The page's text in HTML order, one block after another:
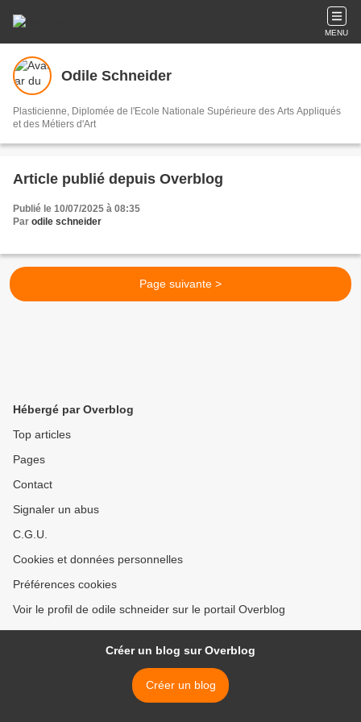
MENU
Odile Schneider
Plasticienne, Diplomée de l'Ecole Nationale Supérieure des Arts Appliqués
et des Métiers d'Art
Article publié depuis Overblog
Publié le 10/07/2025 à 08:35
Par odile schneider
Page suivante >
Hébergé par Overblog
Top articles
Pages
Contact
Signaler un abus
C.G.U.
Cookies et données personnelles
Préférences cookies
Voir le profil de odile schneider sur le portail Overblog
Créer un blog sur Overblog
Créer un blog